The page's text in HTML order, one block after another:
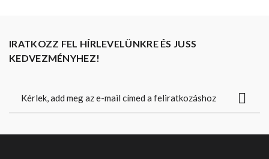
IRATKOZZ FEL HÍRLEVELÜNKRE ÉS JUSS
KEDVEZMÉNYHEZ!